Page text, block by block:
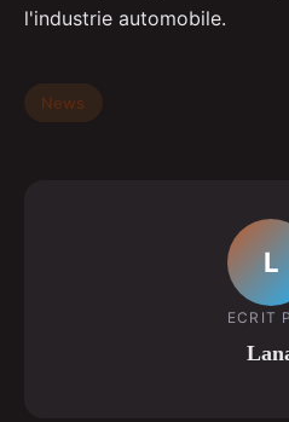
l'industrie automobile.
News
L
ECRIT